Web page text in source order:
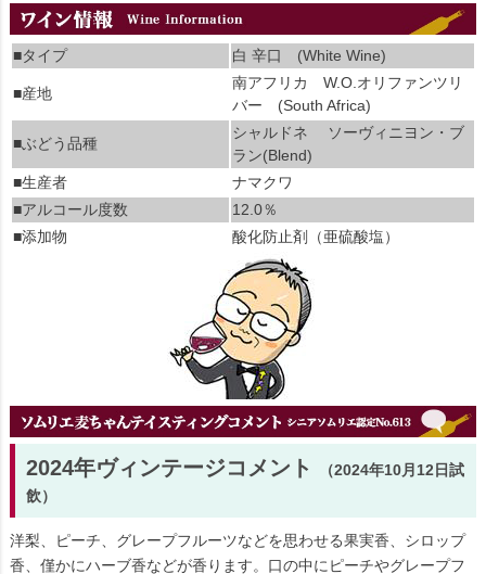
■タイプ 白 辛口 (White Wine)
■産地
南アフリカ W.O.オリファンツリ
バー (South Africa)
■ぶどう品種
シャルドネ ソーヴィニヨン・ブ
ラン(Blend)
■生産者
ナマクワ
■アルコール度数
12.0％
■添加物
酸化防止剤（亜硫酸塩）
2024年ヴィンテージコメント
（2024年10月12日試
飲）
洋梨、ピーチ、グレープフルーツなどを思わせる果実香、シロップ
香、僅かにハーブ香などが香ります。口の中にピーチやグレープフ